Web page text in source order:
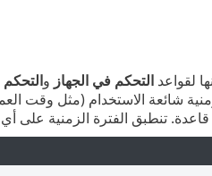
لقواعد التحكم في الجهاز و
شائعة الاستخدام (مثل وقت
تنطبق الفترة الزمنية